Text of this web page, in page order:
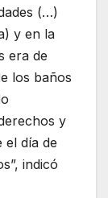
(…)
y en la
era de
los baños
y
el día de
indicó